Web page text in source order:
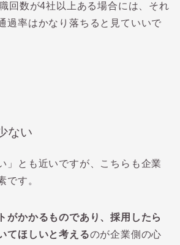
回数が4社以上ある場合には、それ
過率はかなり落ちると見ていいで
ない
」とも近いですが、こちらも企業
です。
がかかるものであり、採用したら
てほしいと考えるのが企業側の心